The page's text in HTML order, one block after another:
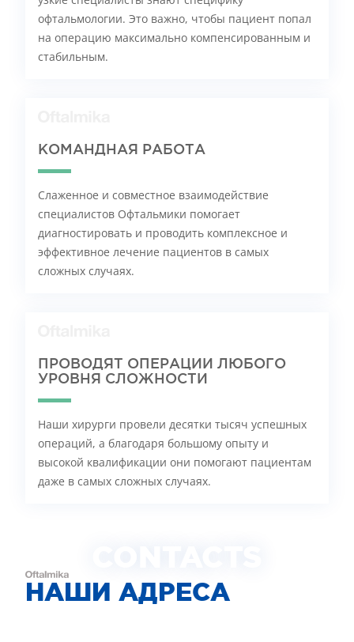
офтальмологии. Это важно, чтобы пациент попал
на операцию максимально компенсированным и
стабильным.
КОМАНДНАЯ РАБОТА
Слаженное и совместное взаимодействие
специалистов Офтальмики помогает
диагностировать и проводить комплексное и
эффективное лечение пациентов в самых
сложных случаях.
ПРОВОДЯТ ОПЕРАЦИИ ЛЮБОГО
УРОВНЯ СЛОЖНОСТИ
Наши хирурги провели десятки тысяч успешных
операций, а благодаря большому опыту и
высокой квалификации они помогают пациентам
даже в самых сложных случаях.
НАШИ АДРЕСА